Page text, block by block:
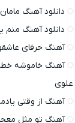
دانلود آهنگ
دانلود آهنگ منم
آهنگ حرفای
آهنگ خاموشه
علوی
آهنگ از وقتی
آهنگ تو مثل